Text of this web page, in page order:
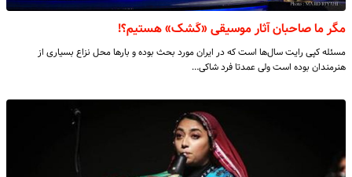
مگر ما صاحبان آثار موسیقی «کَشک» هستیم؟!
مسئله کپی رایت سال‌ها است که در ایران مورد بحث بوده و بارها محل نزاع بسیاری از
هنرمندان بوده است ولی عمدتا فرد شاکی…